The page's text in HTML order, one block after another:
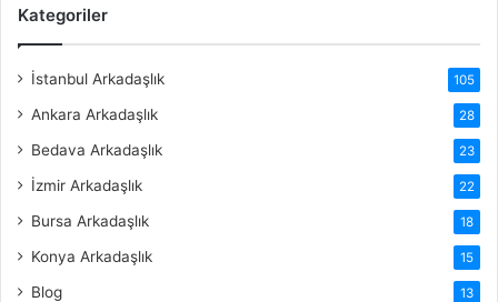
Kategoriler
İstanbul Arkadaşlık 105
Ankara Arkadaşlık 28
Bedava Arkadaşlık 23
İzmir Arkadaşlık 22
Bursa Arkadaşlık 18
Konya Arkadaşlık 15
Blog 13